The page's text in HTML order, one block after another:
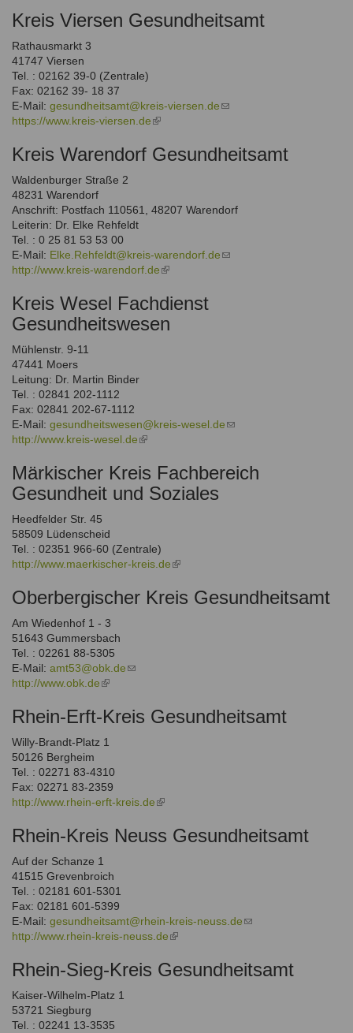
mail)
external)
Kreis Viersen Gesundheitsamt
Rathausmarkt 3
41747 Viersen
Tel. : 02162 39-0 (Zentrale)
Fax: 02162 39- 18 37
E-Mail: gesundheitsamt@kreis-viersen.de(link
mail)
https://www.kreis-viersen.de(link
external)
Kreis Warendorf Gesundheitsamt
Waldenburger Straße 2
48231 Warendorf
Anschrift: Postfach 110561, 48207 Warendorf
Leiterin: Dr. Elke Rehfeldt
Tel. : 0 25 81 53 53 00
E-Mail: Elke.Rehfeldt@kreis-warendorf.de(link
http://www.kreis-warendorf.de(link
external)
Kreis Wesel Fachdienst
Gesundheitswesen
Mühlenstr. 9-11
47441 Moers
Leitung: Dr. Martin Binder
Tel. : 02841 202-1112
Fax: 02841 202-67-1112
E-Mail: gesundheitswesen@kreis-wesel.de(link
mail)
http://www.kreis-wesel.de(link
external)
Märkischer Kreis Fachbereich
Gesundheit und Soziales
Heedfelder Str. 45
58509 Lüdenscheid
Tel. : 02351 966-60 (Zentrale)
http://www.maerkischer-kreis.de(link
external)
Oberbergischer Kreis Gesundheitsamt
Am Wiedenhof 1 - 3
51643 Gummersbach
Tel. : 02261 88-5305
E-Mail: amt53@obk.de(link
mail)
http://www.obk.de(link
external)
Rhein-Erft-Kreis Gesundheitsamt
Willy-Brandt-Platz 1
50126 Bergheim
Tel. : 02271 83-4310
Fax: 02271 83-2359
http://www.rhein-erft-kreis.de(link
external)
Rhein-Kreis Neuss Gesundheitsamt
Auf der Schanze 1
41515 Grevenbroich
Tel. : 02181 601-5301
Fax: 02181 601-5399
E-Mail: gesundheitsamt@rhein-kreis-neuss.de(link
mail)
http://www.rhein-kreis-neuss.de(link
external)
Rhein-Sieg-Kreis Gesundheitsamt
Kaiser-Wilhelm-Platz 1
53721 Siegburg
Tel. : 02241 13-3535